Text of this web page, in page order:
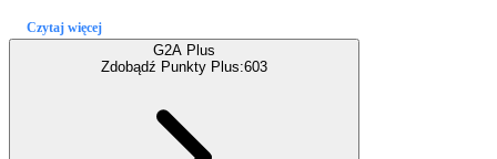
Czytaj więcej
G2A Plus
Zdobądź Punkty Plus:603